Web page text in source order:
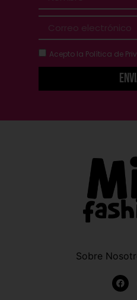
Acepto la Política de
Sobre